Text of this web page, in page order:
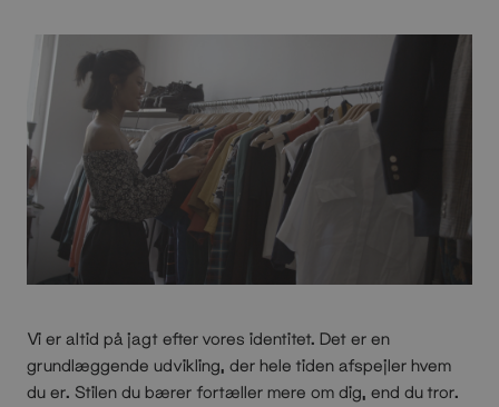
Vi er altid på jagt efter vores identitet. Det er en
grundlæggende udvikling, der hele tiden afspejler hvem
du er. Stilen du bærer fortæller mere om dig, end du tror.